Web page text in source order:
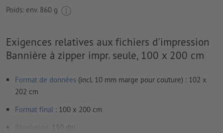
Poids: env. 860 g
Exigences relatives aux fichiers d'impression
Bannière à zipper impr. seule, 100 x 200 cm
Format de données (incl. 10 mm marge pour couture) : 102 x
202 cm
Format final : 100 x 200 cm
Résolution:
150 dpi